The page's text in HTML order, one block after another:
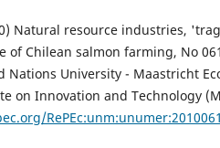
Natural resource industries,
of Chilean salmon farming, No
Nations University - Maastricht
on Innovation and Technology
RePEc:unm:unumer:2010061